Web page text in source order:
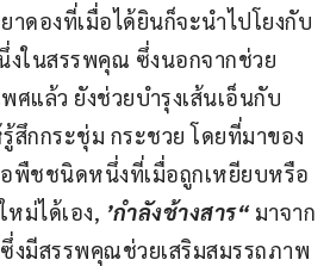
าดองที่เมื่อได้ยินก็จะนำไปโยงกับ
งในสรรพคุณ ซึ่งนอกจากช่วย
ศแล้ว ยังช่วยบำรุงเส้นเอ็นกับ
สึกกระชุ่ม กระชวย โดยที่มาของ
อพืชชนิดหนึ่งที่เมื่อถูกเหยียบหรือ
ม่ได้เอง, ’กำลังช้างสาร“ มาจาก
มีสรรพคุณช่วยเสริมสมรรถภาพ